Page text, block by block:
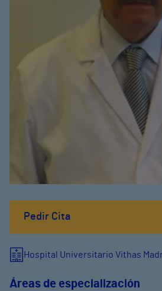
Pedir Cita
Hospital Universitario Vithas
Áreas de especialización